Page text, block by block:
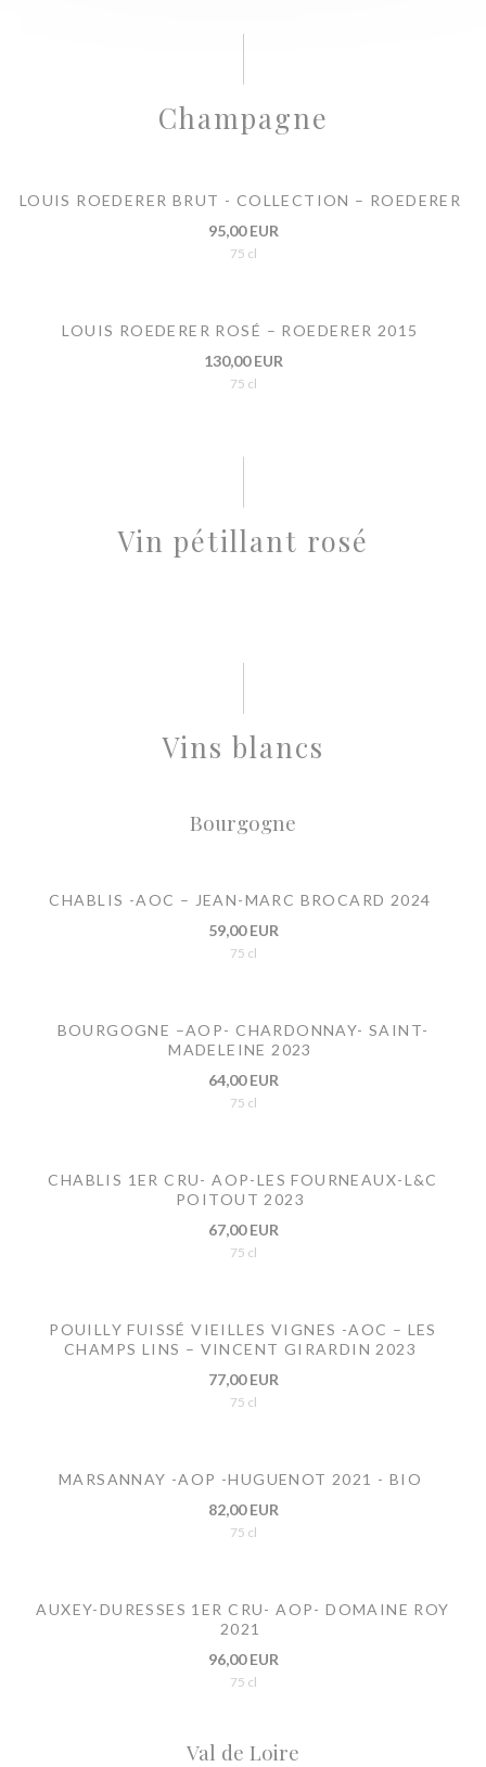
Champagne
LOUIS ROEDERER BRUT - COLLECTION – ROEDERER
95,00 EUR
75 cl
LOUIS ROEDERER ROSÉ – ROEDERER 2015
130,00 EUR
75 cl
Vin pétillant rosé
Vins blancs
Bourgogne
CHABLIS -AOC – JEAN-MARC BROCARD 2024
59,00 EUR
75 cl
BOURGOGNE –AOP- CHARDONNAY- SAINT-
MADELEINE 2023
64,00 EUR
75 cl
CHABLIS 1ER CRU- AOP-LES FOURNEAUX-L&C
POITOUT 2023
67,00 EUR
75 cl
POUILLY FUISSÉ VIEILLES VIGNES -AOC – LES
CHAMPS LINS – VINCENT GIRARDIN 2023
77,00 EUR
75 cl
MARSANNAY -AOP -HUGUENOT 2021 - BIO
82,00 EUR
75 cl
AUXEY-DURESSES 1ER CRU- AOP- DOMAINE ROY
2021
96,00 EUR
75 cl
Val de Loire